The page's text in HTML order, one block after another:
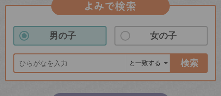
よみで検索
男の子 女の子
検索